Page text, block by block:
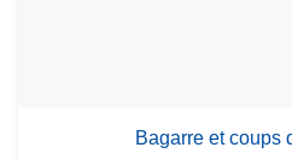
Bagarre et coups